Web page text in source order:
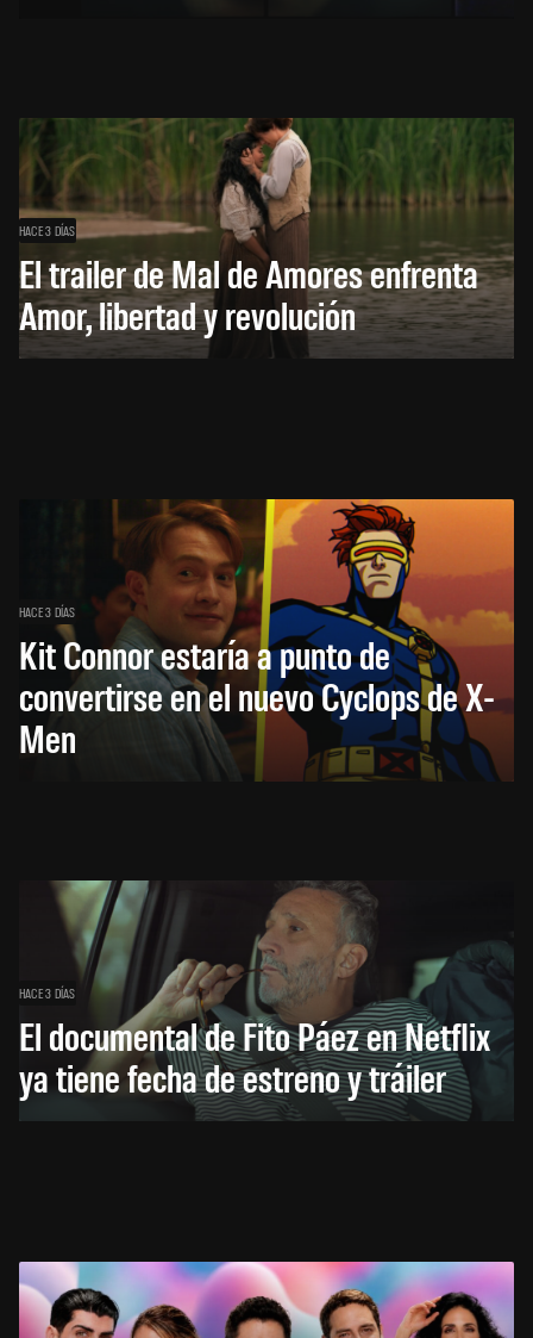
HACE 3 DÍAS
El trailer de Mal de Amores enfrenta
Amor, libertad y revolución
HACE 3 DÍAS
Kit Connor estaría a punto de
convertirse en el nuevo Cyclops de X-
Men
HACE 3 DÍAS
El documental de Fito Páez en Netflix
ya tiene fecha de estreno y tráiler